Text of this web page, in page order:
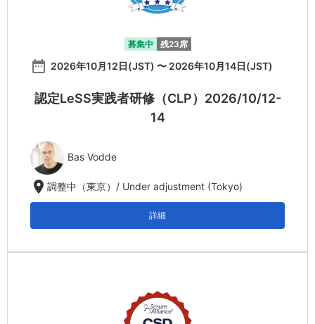
募集中 残23席
date_range 2026年10月12日(JST) 〜 2026年10月14日(JST)
認定LeSS実践者研修（CLP）2026/10/12-
14
Bas Vodde
location_on調整中（東京）/ Under adjustment (Tokyo)
詳細